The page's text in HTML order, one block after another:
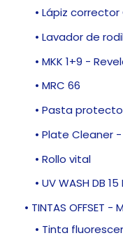
• Lápiz corrector
• Lavador de
• MKK 1+9 -
• MRC 66
• Pasta
• Plate Cleaner
• Rollo vital
• UV WASH DB
• TINTAS OFFSET -
• Tinta